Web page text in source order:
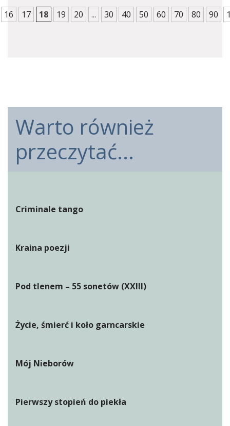
16 17 18 19 20 ... 30 40 50 60 70 80 90
Warto również
przeczytać...
Criminale tango
Kraina poezji
Pod tlenem – 55 sonetów (XXIII)
Życie, śmierć i koło garncarskie
Mój Nieborów
Pierwszy stopień do piekła